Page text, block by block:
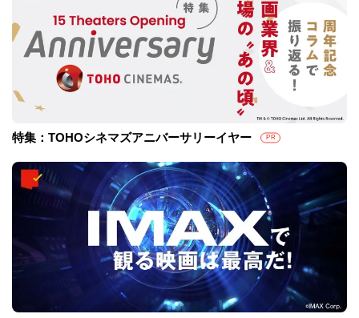
特集：TOHOシネマズアニバーサリーイヤー PR